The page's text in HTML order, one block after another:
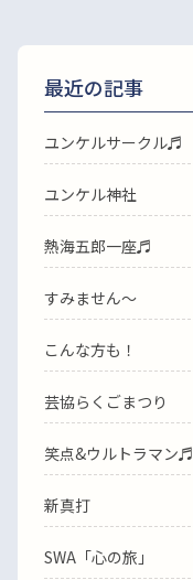
最近の記事
ユンケルサークル♬
ユンケル神社
熱海五郎一座♬
すみません〜
こんな方も！
芸協らくごまつり
笑点&ウルトラマン♬
新真打
SWA「心の旅」